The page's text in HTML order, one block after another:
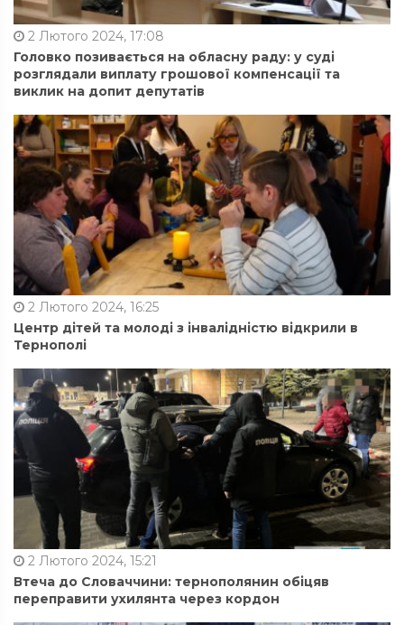
2 Лютого 2024, 17:08
Головко позивається на обласну раду: у суді
розглядали виплату грошової компенсації та
виклик на допит депутатів
2 Лютого 2024, 16:25
Центр дітей та молоді з інвалідністю відкрили в
Тернополі
2 Лютого 2024, 15:21
Втеча до Словаччини: тернополянин обіцяв
переправити ухилянта через кордон